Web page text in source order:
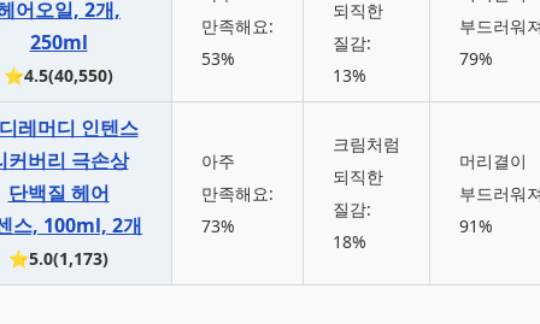
어오일, 2개,
250ml
⭐4.5(40,550)
만족해요:
53%
되직한
질감:
13%
부드러워
79%
레머디 인텐스
커버리 극손상
단백질 헤어
스, 100ml, 2개
⭐5.0(1,173)
아주
만족해요:
73%
크림처럼
되직한
질감:
18%
머리결이
부드러워
91%